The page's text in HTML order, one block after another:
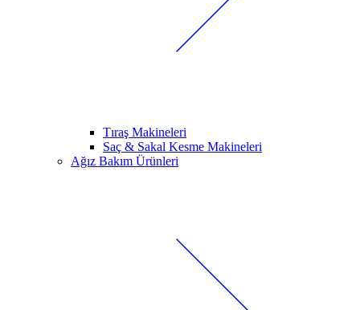
Tıraş Makineleri
Saç & Sakal Kesme Makineleri
Ağız Bakım Ürünleri